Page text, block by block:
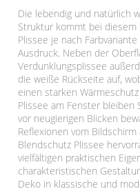
Die lebendig und natürlich
Struktur kommt bei
Plissee je nach
Ausdruck. Neben der
Verdunklungsplissee
die weiße Rückseite auf,
einen starken
Plissee am Fenster bleiben
vor neugierigen Blicken
Reflexionen vom
Blendschutz Plissee
vielfältigen praktischen
charakteristischen
Deko in klassische und